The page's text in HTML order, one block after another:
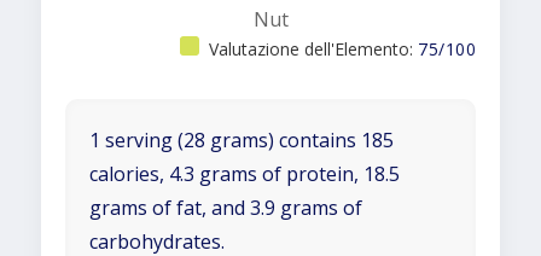
Nut
Valutazione dell'Elemento: 75/100
1 serving (28 grams) contains 185
calories, 4.3 grams of protein, 18.5
grams of fat, and 3.9 grams of
carbohydrates.